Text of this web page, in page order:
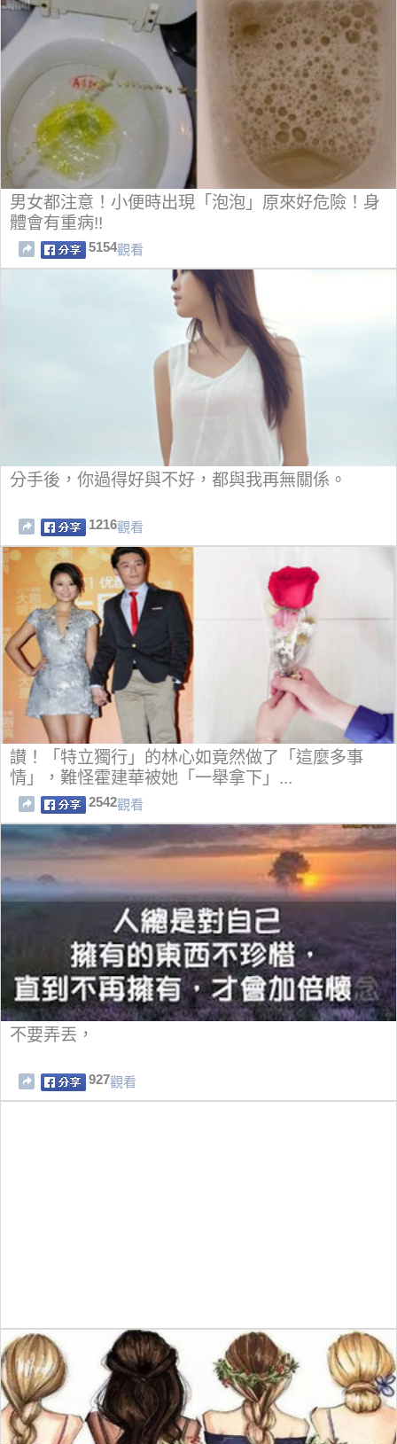
男女都注意！小便時出現「泡泡」原來好危險！身
體會有重病!!
5154觀看
分手後，你過得好與不好，都與我再無關係。
1216觀看
讃！「特立獨行」的林心如竟然做了「這麼多事
情」，難怪霍建華被她「一舉拿下」...
2542觀看
不要弄丟，
927觀看